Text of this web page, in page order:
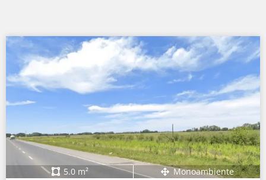
5.0 m² Monoambiente